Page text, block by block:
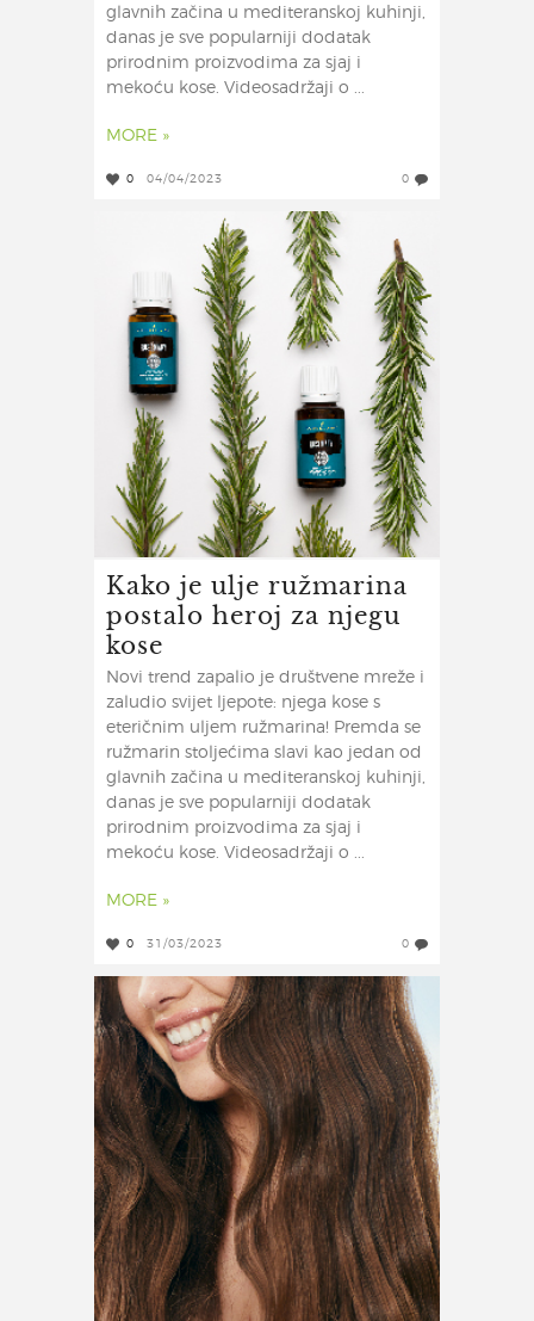
glavnih začina u mediteranskoj kuhinji,
danas je sve popularniji dodatak
prirodnim proizvodima za sjaj i
mekoću kose. Videosadržaji o ...
MORE »
0 04/04/2023 0
Kako je ulje ružmarina
postalo heroj za njegu
kose
Novi trend zapalio je društvene mreže i
zaludio svijet ljepote: njega kose s
eteričnim uljem ružmarina! Premda se
ružmarin stoljećima slavi kao jedan od
glavnih začina u mediteranskoj kuhinji,
danas je sve popularniji dodatak
prirodnim proizvodima za sjaj i
mekoću kose. Videosadržaji o ...
MORE »
0 31/03/2023 0